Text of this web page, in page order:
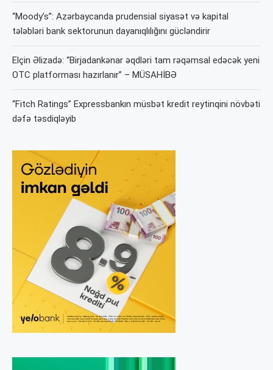
“Moody’s”: Azərbaycanda prudensial siyasət və kapital
tələbləri bank sektorunun dayanıqlılığını gücləndirir
Elçin Əlizadə: “Birjadankənar əqdləri tam rəqəmsal edəcək yeni
OTC platforması hazırlanır” – MÜSAHİBƏ
“Fitch Ratings” Expressbankın müsbət kredit reytinqini növbəti
dəfə təsdiqləyib